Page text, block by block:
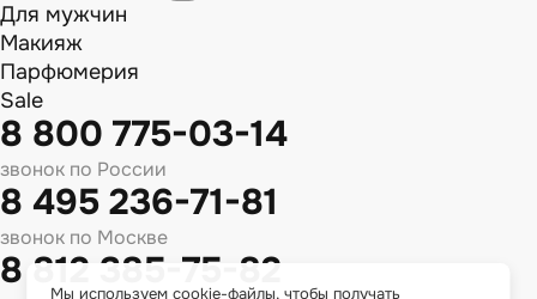
Для мужчин
Макияж
Парфюмерия
Sale
8 800 775-03-14
звонок по России
8 495 236-71-81
звонок по Москве
8 812 385-75-82
Мы используем cookie-файлы, чтобы получать